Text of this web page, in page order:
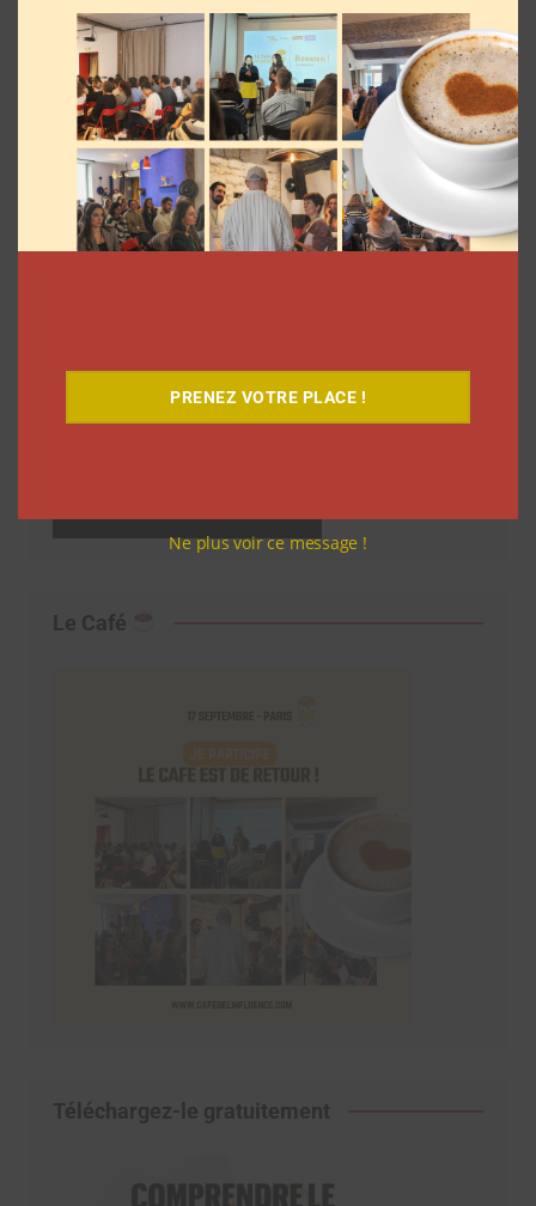
Découvrez notre documentaire
Le Café
Téléchargez-le gratuitement
PRENEZ VOTRE PLACE !
Ne plus voir ce message !